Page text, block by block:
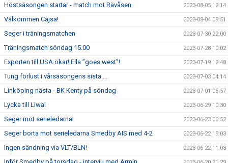
Höstsäsongen startar - match mot Rävåsen 2023-08-05 12:14
Välkommen Cajsa! 2023-08-04 09:51
Seger i träningsmatchen 2023-07-30 22:00
Träningsmatch söndag 15.00 2023-07-28 10:02
Exporten till USA ökar! Ella ”goes west”! 2023-07-19 12:48
Tung förlust i vårsäsongens sista.... 2023-07-03 04:14
Linköping nästa - BK Kenty på söndag 2023-07-01 05:57
Lycka till Liwa! 2023-06-29 10:30
Seger mot serieledarna! 2023-06-23 00:52
Seger borta mot serieledarna Smedby AIS med 4-2 2023-06-22 19:03
Ingen sändning via VLT/BLN! 2023-06-22 11:03